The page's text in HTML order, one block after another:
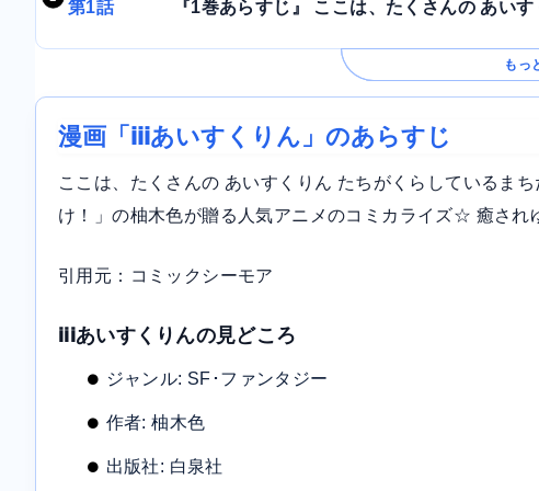
第1話 『1巻あらすじ』 ここは、たくさんの あい
もっ
漫画「iiiあいすくりん」のあらすじ
ここは、たくさんの あいすくりん たちがくらしているま
け！」の柚木色が贈る人気アニメのコミカライズ☆ 癒され
引用元：コミックシーモア
iiiあいすくりんの見どころ
ジャンル: SF･ファンタジー
作者: 柚木色
出版社: 白泉社